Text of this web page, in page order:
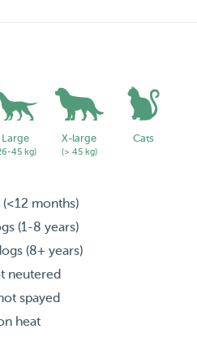
Large
45 kg)
X-large
(> 45 kg)
Cats
months)
(1-8 years)
(8+ years)
neutered
spayed
heat